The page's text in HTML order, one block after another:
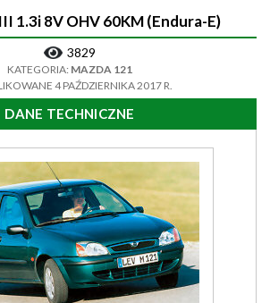
1.3i 8V OHV 60KM (Endura-E)
3829
KATEGORIA: MAZDA 121
4 PAŹDZIERNIKA 2017 R.
DANE TECHNICZNE